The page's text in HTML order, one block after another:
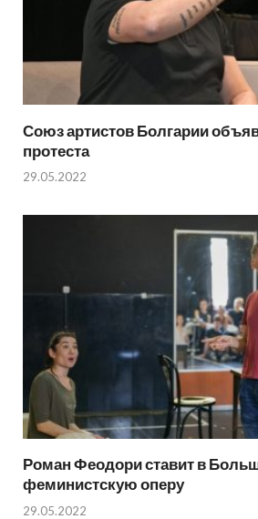
Союз артистов Болгарии
протеста
29.05.2022
Роман Феодори ставит в
феминистскую оперу
29.05.2022